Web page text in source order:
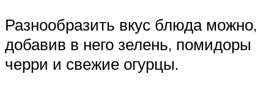
Разнообразить вкус блюда можно,
добавив в него зелень, помидоры
черри и свежие огурцы.